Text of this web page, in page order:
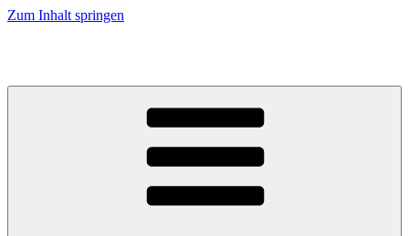
Zum Inhalt springen